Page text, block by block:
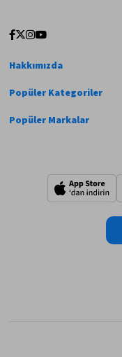
Hakkımızda
Popüler Kategoriler
Popüler Markalar